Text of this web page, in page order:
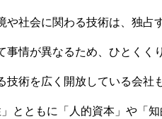
社会に関わる技術は、独占
情が異なるため、ひとくく
術を広く開放している会社
とともに「人的資本」や「